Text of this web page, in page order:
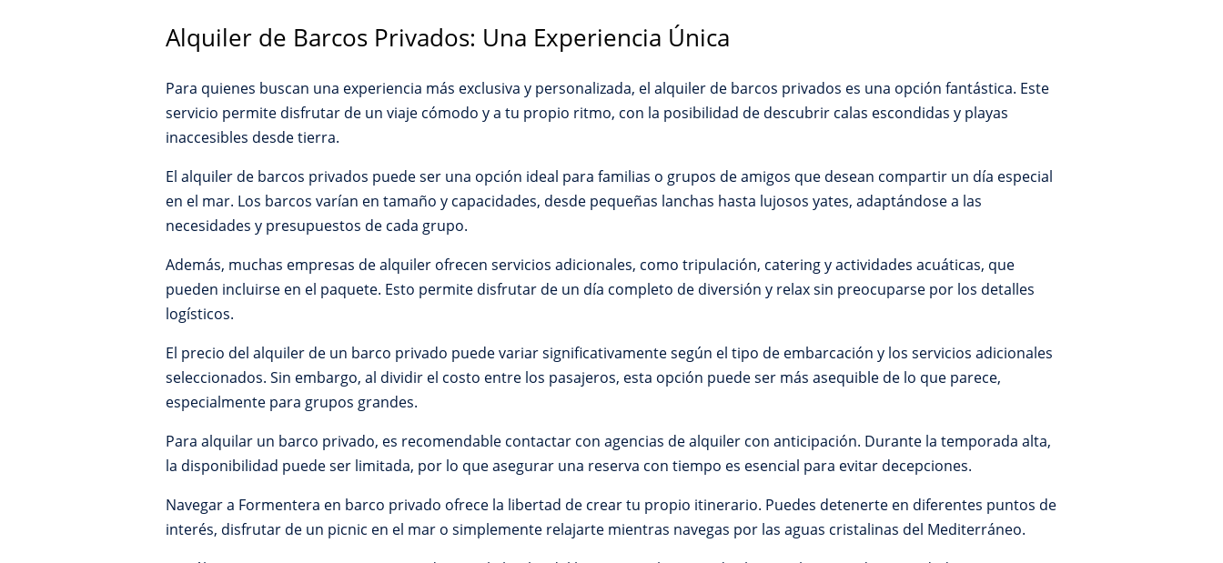
Alquiler de Barcos Privados: Una Experiencia Única
Para quienes buscan una experiencia más exclusiva y personalizada, el alquiler de barcos privados es una opción fantástica. Este
servicio permite disfrutar de un viaje cómodo y a tu propio ritmo, con la posibilidad de descubrir calas escondidas y playas
inaccesibles desde tierra.
El alquiler de barcos privados puede ser una opción ideal para familias o grupos de amigos que desean compartir un día especial
en el mar. Los barcos varían en tamaño y capacidades, desde pequeñas lanchas hasta lujosos yates, adaptándose a las
necesidades y presupuestos de cada grupo.
Además, muchas empresas de alquiler ofrecen servicios adicionales, como tripulación, catering y actividades acuáticas, que
pueden incluirse en el paquete. Esto permite disfrutar de un día completo de diversión y relax sin preocuparse por los detalles
logísticos.
El precio del alquiler de un barco privado puede variar significativamente según el tipo de embarcación y los servicios adicionales
seleccionados. Sin embargo, al dividir el costo entre los pasajeros, esta opción puede ser más asequible de lo que parece,
especialmente para grupos grandes.
Para alquilar un barco privado, es recomendable contactar con agencias de alquiler con anticipación. Durante la temporada alta,
la disponibilidad puede ser limitada, por lo que asegurar una reserva con tiempo es esencial para evitar decepciones.
Navegar a Formentera en barco privado ofrece la libertad de crear tu propio itinerario. Puedes detenerte en diferentes puntos de
interés, disfrutar de un picnic en el mar o simplemente relajarte mientras navegas por las aguas cristalinas del Mediterráneo.